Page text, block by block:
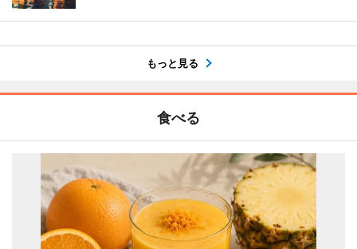
もっと見る
食べる